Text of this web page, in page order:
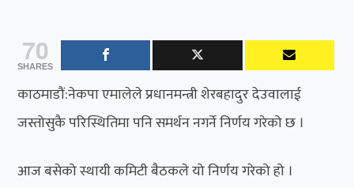
70
SHARES
काठमाडौं:नेकपा एमालेले प्रधानमन्त्री शेरबहादुर देउवालाई
जस्तोसुकै परिस्थितिमा पनि समर्थन नगर्ने निर्णय गरेको छ ।
आज बसेको स्थायी कमिटी बैठकले यो निर्णय गरेको हो ।